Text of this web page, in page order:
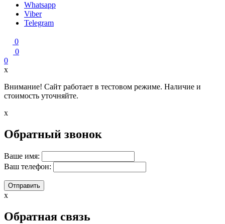
Whatsapp
Viber
Telegram
0
0
0
x
Внимание! Сайт работает в тестовом режиме. Наличие и
стоимость уточняйте.
x
Обратный звонок
Ваше имя:
Ваш телефон:
x
Обратная связь